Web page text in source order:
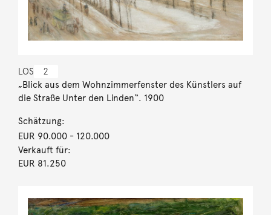
LOS 2
„Blick aus dem Wohnzimmerfenster des Künstlers auf
die Straße Unter den Linden“. 1900
Schätzung:
EUR 90.000- 120.000
Verkauft für:
EUR 81.250